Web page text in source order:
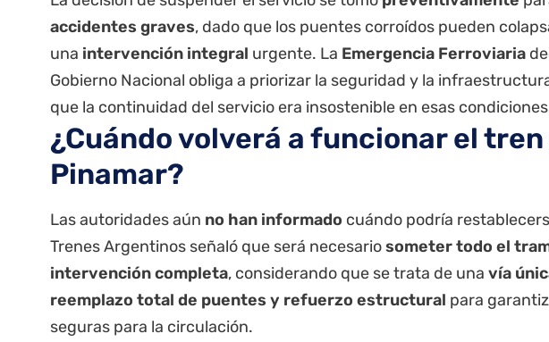
accidentes graves, dado que los puentes corroídos pueden
una intervención integral urgente. La Emergencia Ferroviaria
Gobierno Nacional obliga a priorizar la seguridad y la
que la continuidad del servicio era insostenible en esas
¿Cuándo volverá a funcionar el tren
Pinamar?
Las autoridades aún no han informado cuándo podría
Trenes Argentinos señaló que será necesariosometer todo el
intervención completa, considerando que se trata de una vía
reemplazo total de puentes y refuerzo estructural para
seguras para la circulación.